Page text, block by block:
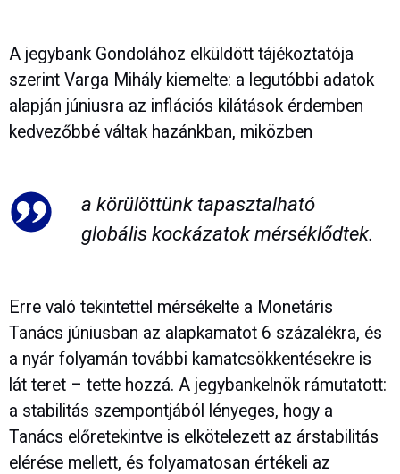
A jegybank Gondolához elküldött tájékoztatója
szerint Varga Mihály kiemelte: a legutóbbi adatok
alapján júniusra az inflációs kilátások érdemben
kedvezőbbé váltak hazánkban, miközben
a körülöttünk tapasztalható
globális kockázatok mérséklődtek.
Erre való tekintettel mérsékelte a Monetáris
Tanács júniusban az alapkamatot 6 százalékra, és
a nyár folyamán további kamatcsökkentésekre is
lát teret – tette hozzá. A jegybankelnök rámutatott:
a stabilitás szempontjából lényeges, hogy a
Tanács előretekintve is elkötelezett az árstabilitás
elérése mellett, és folyamatosan értékeli az